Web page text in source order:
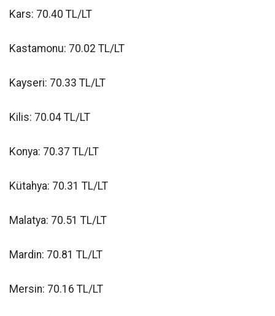
Kars: 70.40 TL/LT
Kastamonu: 70.02 TL/LT
Kayseri: 70.33 TL/LT
Kilis: 70.04 TL/LT
Konya: 70.37 TL/LT
Kütahya: 70.31 TL/LT
Malatya: 70.51 TL/LT
Mardin: 70.81 TL/LT
Mersin: 70.16 TL/LT